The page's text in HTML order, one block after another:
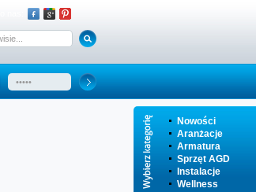
Nowości
Aranżacje
Armatura
Sprzęt AGD
Instalacje
Wellness